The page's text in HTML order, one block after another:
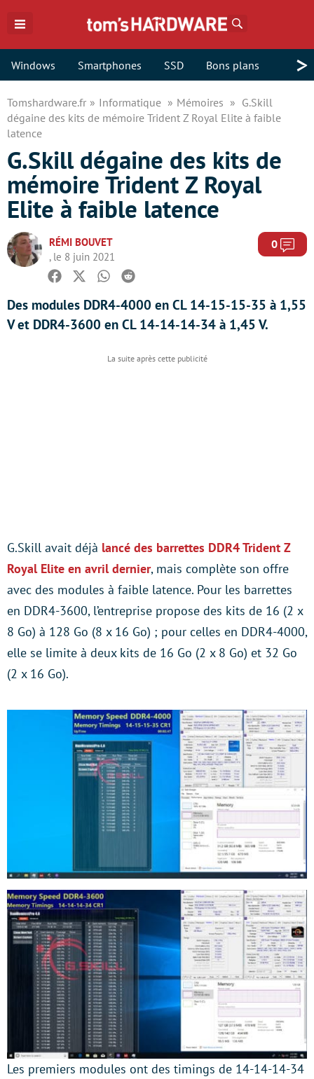
Windows Smartphones SSD Bons plans >
Tomshardware.fr Informatique Mémoires
G.Skill
dégaine des kits de mémoire Trident Z Royal Elite à faible
latence
G.Skill dégaine des kits de
mémoire Trident Z Royal
Elite à faible latence
RÉMI BOUVET
, le 8 juin 2021
0
Facebook
TwitterWhatsapp
Reddit
Des modules DDR4-4000 en CL 14-15-15-35 à 1,55
V et DDR4-3600 en CL 14-14-14-34 à 1,45 V.
G.Skill avait déjà lancé des barrettes DDR4 Trident Z
Royal Elite en avril dernier, mais complète son offre
avec des modules à faible latence. Pour les barrettes
en DDR4-3600, l’entreprise propose des kits de 16 (2 x
8 Go) à 128 Go (8 x 16 Go) ; pour celles en DDR4-4000,
elle se limite à deux kits de 16 Go (2 x 8 Go) et 32 Go
(2 x 16 Go).
Les premiers modules ont des timings de 14-14-14-34